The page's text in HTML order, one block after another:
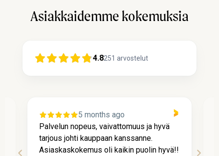
Asiakkaidemme kokemuksia
4.8251 arvostelut
5 months ago
Palvelun nopeus, vaivattomuus ja hyvä
tarjous johti kauppaan kanssanne.
Asiaskaskokemus oli kaikin puolin hyvä!!